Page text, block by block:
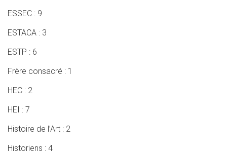
ESSEC : 9
ESTACA : 3
ESTP : 6
Frère consacré : 1
HEC : 2
HEI : 7
Histoire de l’Art : 2
Historiens : 4